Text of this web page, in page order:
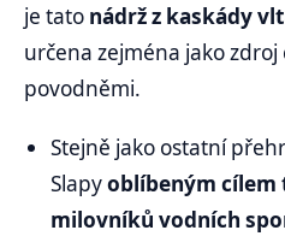
je tato nádrž z kaskády
určena zejména jako
povodněmi.
Stejně jako ostatní
Slapyoblíbeným
milovníků vodních